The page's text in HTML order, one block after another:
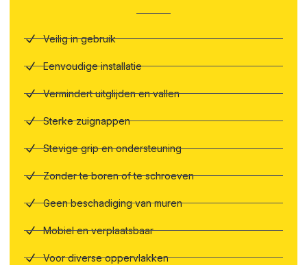
Veilig in gebruik
Eenvoudige installatie
Vermindert uitglijden en vallen
Sterke zuignappen
Stevige grip en ondersteuning
Zonder te boren of te schroeven
Geen beschadiging van muren
Mobiel en verplaatsbaar
Voor diverse oppervlakken